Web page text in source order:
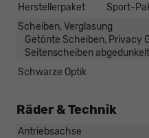
Herstellerpaket
Sport-
Scheiben, Verglasung
Getönte Scheiben, Privacy
Seitenscheiben
Schwarze Optik
Räder & Technik
Antriebsachse